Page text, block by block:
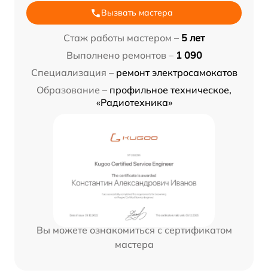
Вызвать мастера
Стаж работы мастером – 5 лет
Выполнено ремонтов – 1 090
Специализация – ремонт электросамокатов
Образование – профильное техническое,
«Радиотехника»
Вы можете ознакомиться с сертификатом
мастера